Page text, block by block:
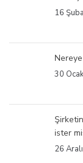
16
30
ister
26